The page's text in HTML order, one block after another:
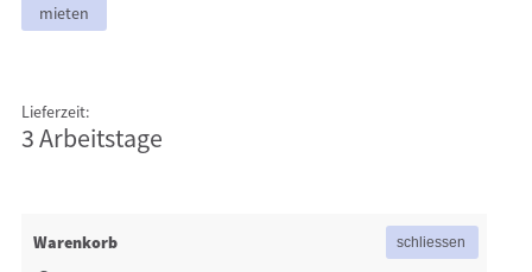
mieten
Lieferzeit:
3 Arbeitstage
Warenkorb